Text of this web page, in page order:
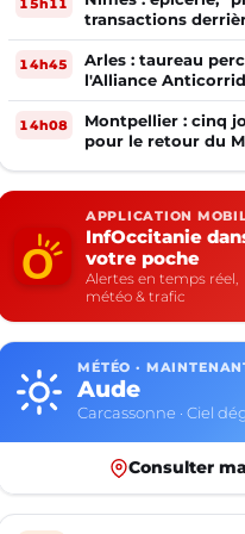
transactions
14h45
Arles : taureau
l'Alliance
enquête
14h08
Montpellier : cinq
pour le retour du
APPLICATION
InfOccitanie
votre poche
Alertes en temps réel,
météo & trafic
MÉTÉO ·
Aude
Carcassonne · Ciel
Consulter